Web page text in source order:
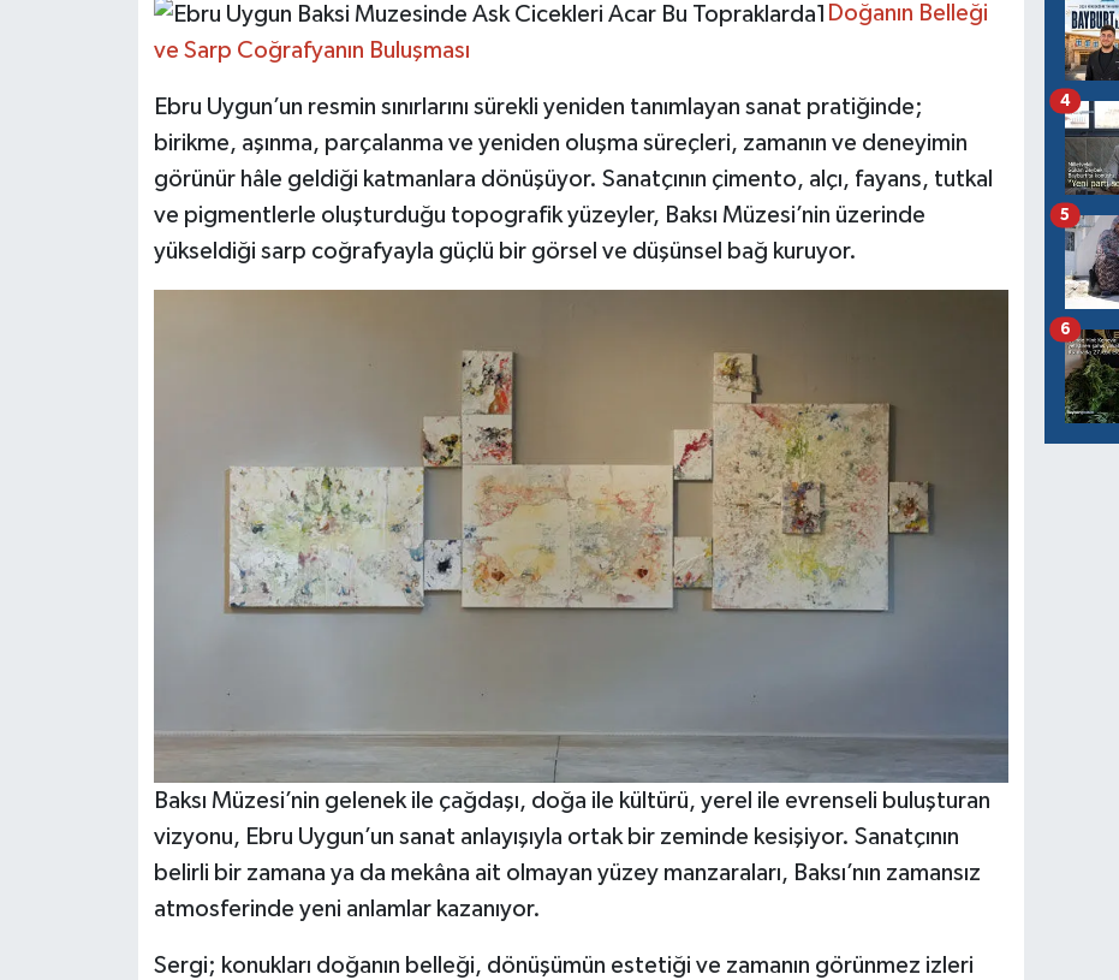
Doğanın Belleği
ve Sarp Coğrafyanın Buluşması
Ebru Uygun’un resmin sınırlarını sürekli yeniden tanımlayan sanat pratiğinde;
birikme, aşınma, parçalanma ve yeniden oluşma süreçleri, zamanın ve deneyimin
görünür hâle geldiği katmanlara dönüşüyor. Sanatçının çimento, alçı, fayans, tutkal
ve pigmentlerle oluşturduğu topografik yüzeyler, Baksı Müzesi’nin üzerinde
yükseldiği sarp coğrafyayla güçlü bir görsel ve düşünsel bağ kuruyor.
Baksı Müzesi’nin gelenek ile çağdaşı, doğa ile kültürü, yerel ile evrenseli buluşturan
vizyonu, Ebru Uygun’un sanat anlayışıyla ortak bir zeminde kesişiyor. Sanatçının
belirli bir zamana ya da mekâna ait olmayan yüzey manzaraları, Baksı’nın zamansız
atmosferinde yeni anlamlar kazanıyor.
Sergi; konukları doğanın belleği, dönüşümün estetiği ve zamanın görünmez izleri
4
5
6